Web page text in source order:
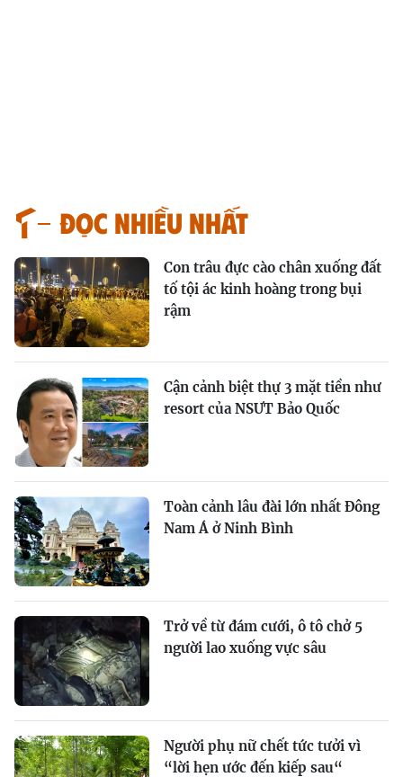
Đọc nhiều nhất
Con trâu đực cào chân xuống đất
tố tội ác kinh hoàng trong bụi
rậm
Cận cảnh biệt thự 3 mặt tiền như
resort của NSƯT Bảo Quốc
Toàn cảnh lâu đài lớn nhất Đông
Nam Á ở Ninh Bình
Trở về từ đám cưới, ô tô chở 5
người lao xuống vực sâu
Người phụ nữ chết tức tưởi vì
“lời hẹn ước đến kiếp sau“